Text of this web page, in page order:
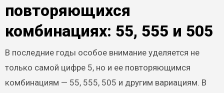
повторяющихся
комбинациях: 55, 555 и 505
В последние годы особое внимание уделяется не
только самой цифре 5, но и ее повторяющимся
комбинациям — 55, 555, 505 и другим вариациям. В